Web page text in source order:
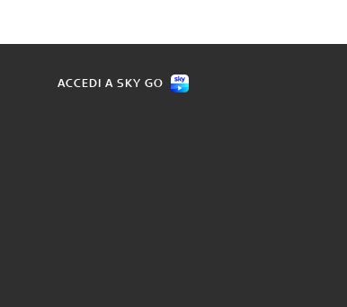
ACCEDI A SKY GO